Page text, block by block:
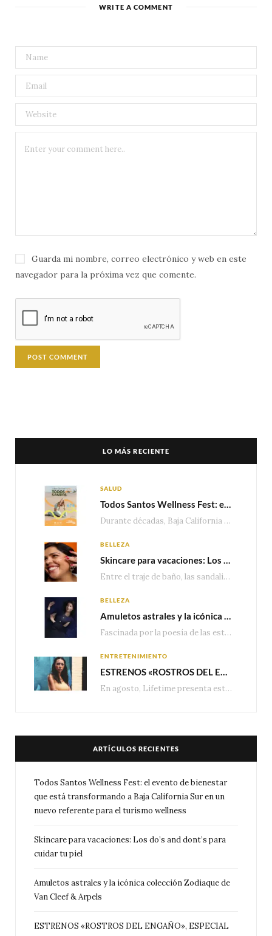
WRITE A COMMENT
Guarda mi nombre, correo electrónico y web en este
navegador para la próxima vez que comente.
LO MÁS RECIENTE
SALUD
Todos Santos Wellness Fest: el evento de bienestar que está transformando a Baja California Sur en un nuevo referente para el turismo wellness
Durante décadas, Baja California Sur ha sido reconocido por sus playas, hoteles de lujo y…
BELLEZA
Skincare para vacaciones: Los do’s and dont’s para cuidar tu piel
Entre el traje de baño, las sandalias, los lentes de sol y los looks que…
BELLEZA
Amuletos astrales y la icónica colección Zodiaque de Van Cleef & Arpels
Fascinada por la poesía de las estrellas, la Maison Van Cleef & Arpels celebra la llegada de las…
ENTRETENIMIENTO
ESTRENOS «ROSTROS DEL ENGAÑO», ESPECIAL DE LIFETIME MOVIES DONDE NADA NI NADIE ES LO QUE PARECE
En agosto, Lifetime presenta estrenos exclusivos con historias donde las apariencias esconden los secretos más…
ARTÍCULOS RECIENTES
Todos Santos Wellness Fest: el evento de bienestar
que está transformando a Baja California Sur en un
nuevo referente para el turismo wellness
Skincare para vacaciones: Los do’s and dont’s para
cuidar tu piel
Amuletos astrales y la icónica colección Zodiaque de
Van Cleef & Arpels
ESTRENOS «ROSTROS DEL ENGAÑO», ESPECIAL